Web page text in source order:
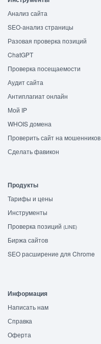
Анализ сайта
SEO-анализ страницы
Разовая проверка позиций
ChatGPT
Проверка посещаемости
Аудит сайта
Антиплагиат онлайн
Мой IP
WHOIS домена
Проверить сайт на мошенников
Сделать фавикон
Продукты
Тарифы и цены
Инструменты
Проверка позиций (LINE)
Биржа сайтов
SEO расширение для Chrome
Информация
Написать нам
Справка
Оферта